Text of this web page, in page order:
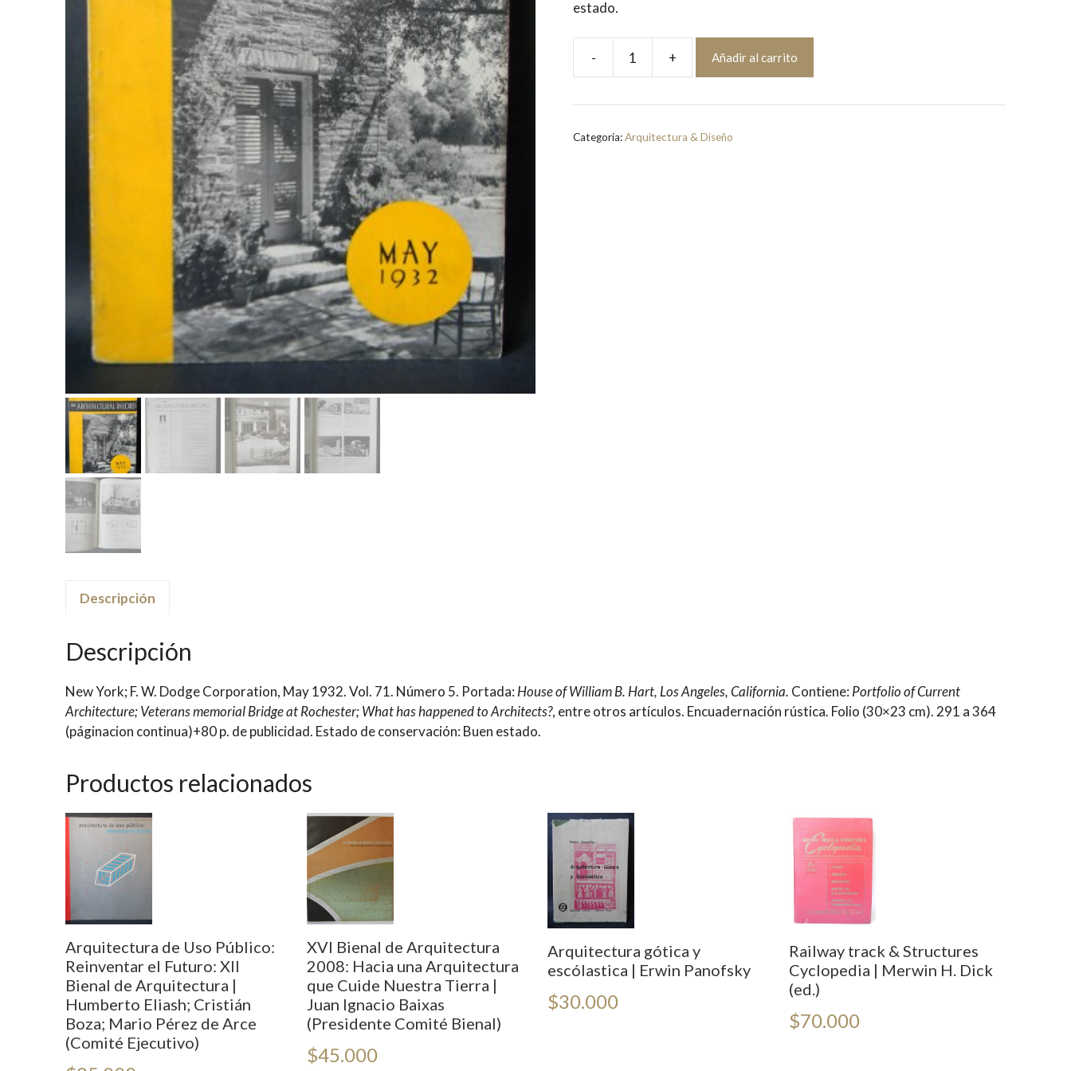
estado.
-
Record
[5]
+ Añadir al carrito
Categoría:Arquitectura & Diseño
Descripción
Descripción
New York; F. W. Dodge Corporation, May 1932. Vol. 71. Número 5. Portada: House of William B. Hart, Los Angeles, California. Contiene: Portfolio of Current
Architecture; Veterans memorial Bridge at Rochester; What has happened to Architects?, entre otros artículos. Encuadernación rústica. Folio (30×23 cm). 291 a 364
(páginacion continua)+80 p. de publicidad. Estado de conservación: Buen estado.
Productos relacionados
Arquitectura de Uso Público:
Reinventar el Futuro: XII
Bienal de Arquitectura |
Humberto Eliash; Cristián
Boza; Mario Pérez de Arce
(Comité Ejecutivo)
XVI Bienal de Arquitectura
2008: Hacia una Arquitectura
que Cuide Nuestra Tierra |
Juan Ignacio Baixas
(Presidente Comité Bienal)
$45.000
Arquitectura gótica y
escólastica | Erwin Panofsky
$30.000
Railway track & Structures
Cyclopedia | Merwin H. Dick
(ed.)
$70.000